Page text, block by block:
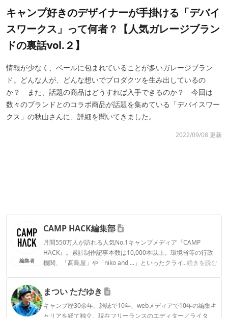
キャンプ好きのデザイナーが手掛ける「デバイ
スワークス」って何者？【人気ガレージブラン
ドの裏話vol.２】
情報が少なく、ベールに包まれていることが多いガレージブラン
ド。どんな人が、どんな想いでプロダクツを生み出しているの
か？ また、話題の商品はどうすれば入手できるのか？ 今回は
数々のブランドとのコラボ商品が話題を集めている「デバイスワー
クス」の秋山さんに、詳細を聞いてきました。
2022/09/08 更新
編集者
CAMP HACK編集部
月間550万人が訪れる人気No.1キャンプメディア『CAMP
HACK』。累計制作記事本数は10,000本以上。環境省等の行政
機関、「髙島屋」や「niko and ...」といったクライアントとの
...続きを読む
CAMP HACK編集部のプロフィール
まつい ただゆき
キャンプ歴30余年。雑誌で10年、webメディアで10年の編集キ
ャリアを経て独立。現在フリーランスのエディター／ライタ